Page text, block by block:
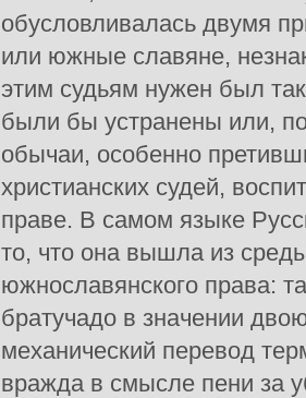
обусловливалась двумя
или южные славяне,
этим судьям нужен был
были бы устранены или,
обычаи, особенно
христианских судей,
праве. В самом языке
то, что она вышла из
южнославянского права:
братучадо в значении
механический перевод
вражда в смысле пени за